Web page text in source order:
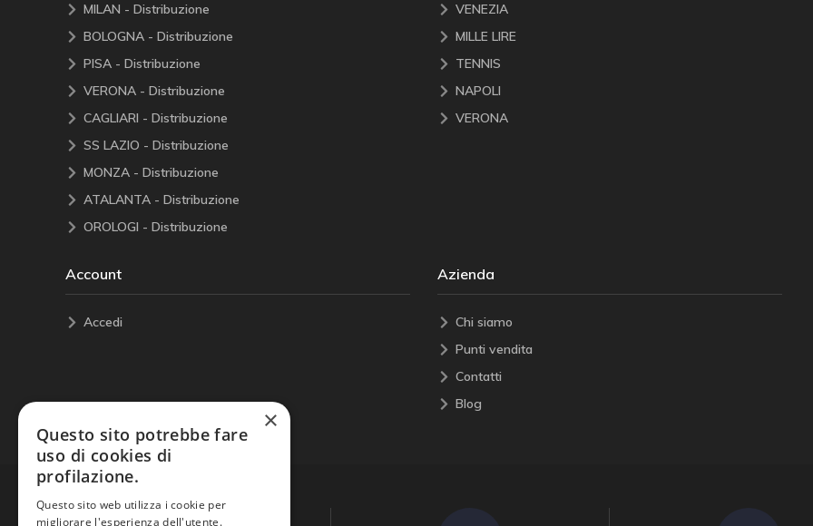
MILAN - Distribuzione
BOLOGNA - Distribuzione
PISA - Distribuzione
VERONA - Distribuzione
CAGLIARI - Distribuzione
SS LAZIO - Distribuzione
MONZA - Distribuzione
ATALANTA - Distribuzione
OROLOGI - Distribuzione
VENEZIA
MILLE LIRE
TENNIS
NAPOLI
VERONA
Account
Accedi
Azienda
Chi siamo
Punti vendita
Contatti
Blog
×
Questo sito potrebbe fare
uso di cookies di
profilazione.
Questo sito web utilizza i cookie per
migliorare l'esperienza dell'utente.